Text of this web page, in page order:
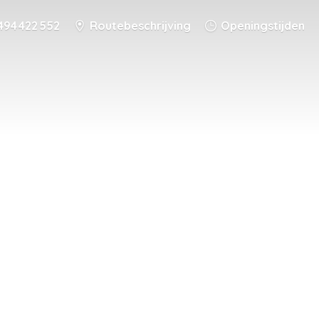
422 552 Routebeschrijving Openingstijden